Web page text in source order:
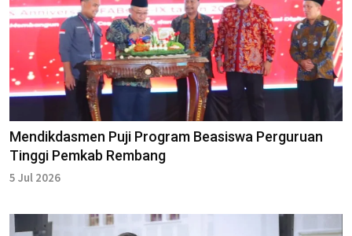
Mendikdasmen Puji Program Beasiswa Perguruan
Tinggi Pemkab Rembang
5 Jul 2026